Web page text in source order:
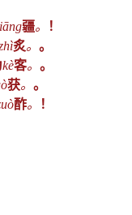
疆。
！
炙。 。
kè客。 。
获。 。
酢。
！